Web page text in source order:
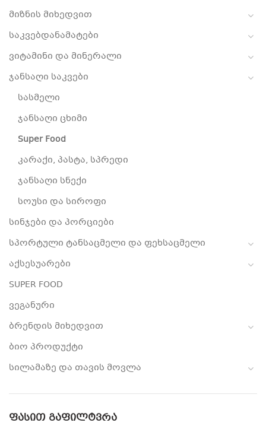
მიზნის მიხედვით
საკვებდანამატები
ვიტამინი და მინერალი
ჯანსაღი საკვები
სასმელი
ჯანსაღი ცხიმი
Super Food
კარაქი, პასტა, სპრედი
ჯანსაღი სნექი
სოუსი და სიროფი
სინჯები და პორციები
სპორტული ტანსაცმელი და ფეხსაცმელი
აქსესუარები
SUPER FOOD
ვეგანური
ბრენდის მიხედვით
ბიო პროდუქტი
სილამაზე და თავის მოვლა
ᲤᲐᲡᲘᲗ ᲒᲐᲤᲘᲚᲢᲕᲠᲐ